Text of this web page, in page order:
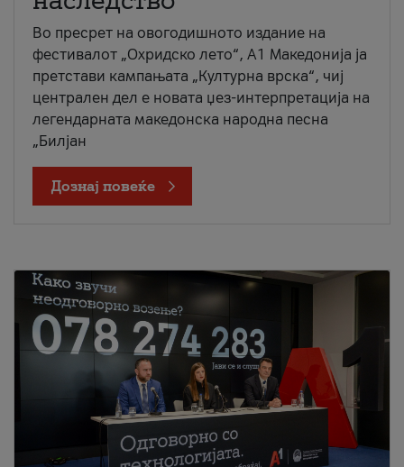
Во пресрет на овогодишното издание на
фестивалот „Охридско лето“, А1 Македонија ја
претстави кампањата „Културна врска“, чиј
централен дел е новата џез-интерпретација на
легендарната македонска народна песна
„Билјан
Дознај повеќе